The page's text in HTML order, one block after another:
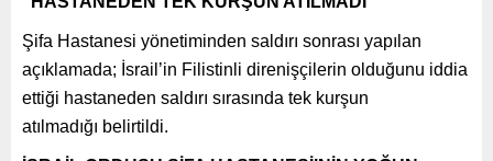
Şifa Hastanesi yönetiminden saldırı sonrası yapılan
açıklamada; İsrail’in Filistinli direnişçilerin olduğunu iddia
ettiği hastaneden saldırı sırasında tek kurşun
atılmadığı belirtildi.